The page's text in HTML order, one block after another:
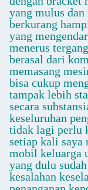
yang mulus dan
berkurang
yang
menerus
berasal dari
memasang
bisa cukup
tampak lebih
secara
keseluruhan
tidak lagi perlu
setiap kali saya
mobil keluarga
yang dulu
kesalahan